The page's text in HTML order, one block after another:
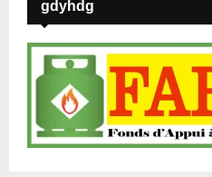
gdyhdg